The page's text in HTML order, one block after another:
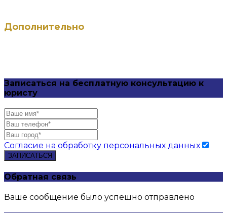
Дополнительно
Записаться на бесплатную консультацию к
юристу
Согласие на обработку персональных данных
ЗАПИСАТЬСЯ
Обратная связь
Ваше сообщение было успешно отправлено